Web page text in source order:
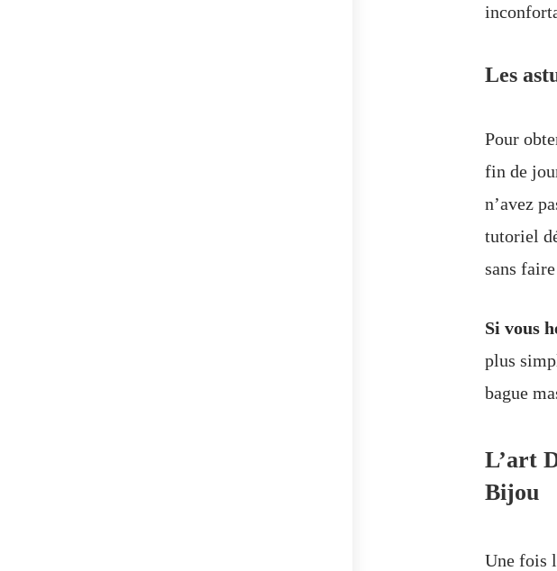
Les
Pour
fin de
n’avez
tutoriel
sans
Si vous
plus
bague
L’art
Bijou
Une fois